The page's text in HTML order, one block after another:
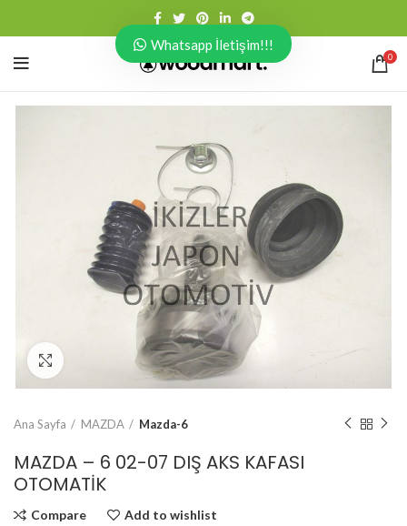
0
Click to enlarge
Ana Sayfa MAZDA Mazda-6
MAZDA – 6 02-07 DIŞ AKS KAFASI
OTOMATİK
Compare Add to wishlist
Whatsapp İletişim!!!